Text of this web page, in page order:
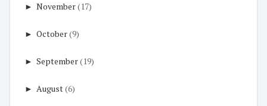
► November(17)
► October(9)
► September(19)
► August(6)